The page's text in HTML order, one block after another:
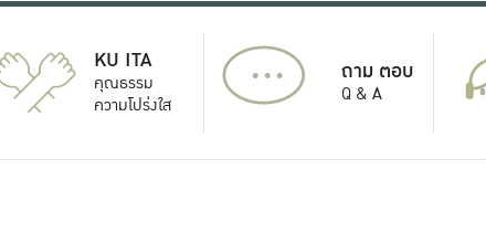
KU ITA
คุณธรรม
ความโปร่งใส
... ถาม ตอบ
Q & A